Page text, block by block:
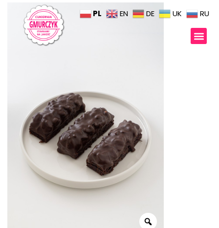
PL EN DE UK RU